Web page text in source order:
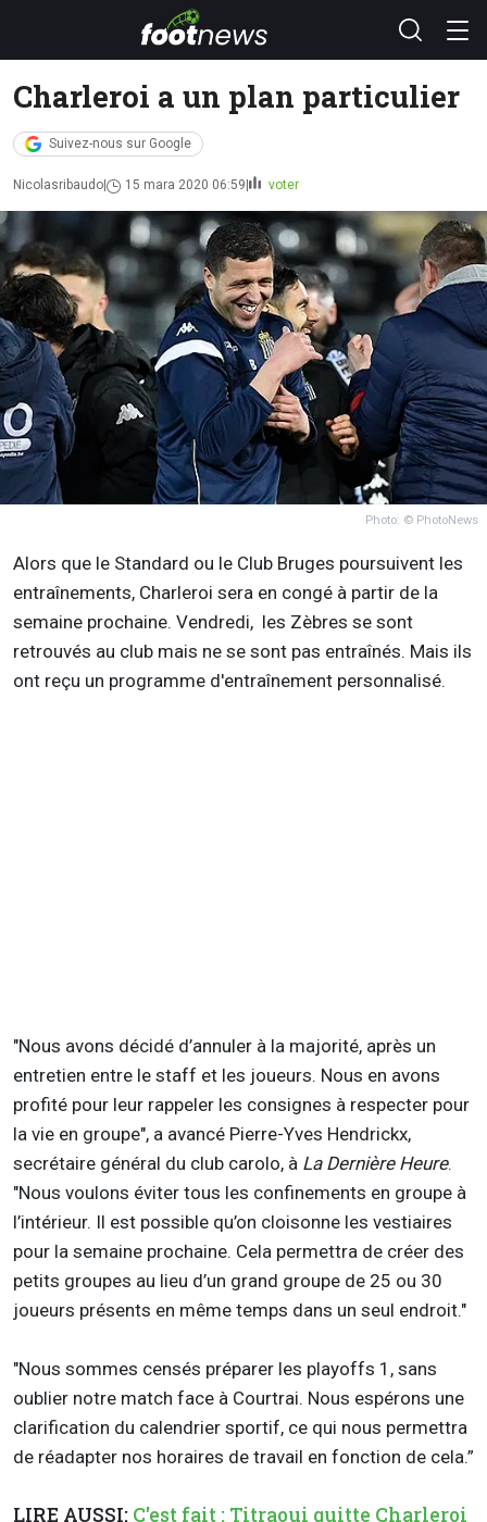
Charleroi a un plan particulier
Suivez-nous sur Google
Nicolasribaudo 15 mara 2020 06:59 voter
Photo: © PhotoNews
Alors que le Standard ou le Club Bruges poursuivent les
entraînements, Charleroi sera en congé à partir de la
semaine prochaine. Vendredi, les Zèbres se sont
retrouvés au club mais ne se sont pas entraînés. Mais ils
ont reçu un programme d'entraînement personnalisé.
"Nous avons décidé d’annuler à la majorité, après un
entretien entre le staff et les joueurs. Nous en avons
profité pour leur rappeler les consignes à respecter pour
la vie en groupe", a avancé Pierre-Yves Hendrickx,
secrétaire général du club carolo, à La Dernière Heure.
"Nous voulons éviter tous les confinements en groupe à
l’intérieur. Il est possible qu’on cloisonne les vestiaires
pour la semaine prochaine. Cela permettra de créer des
petits groupes au lieu d’un grand groupe de 25 ou 30
joueurs présents en même temps dans un seul endroit."
"Nous sommes censés préparer les playoffs 1, sans
oublier notre match face à Courtrai. Nous espérons une
clarification du calendrier sportif, ce qui nous permettra
de réadapter nos horaires de travail en fonction de cela.”
LIRE AUSSI: C'est fait : Titraoui quitte Charleroi